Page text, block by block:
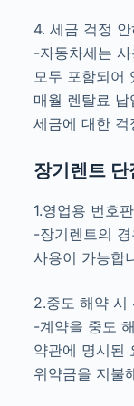
4. 세금 걱정
-자동차세는
모두 포함되어
매월 렌탈료
세금에 대한 걱
장기렌트
1.영업용 번호
-장기렌트의
사용이 가능합
2.중도 해약 시
-계약을 중도
약관에 명시된
위약금을 지불